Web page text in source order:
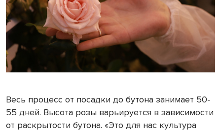
Весь процесс от посадки до бутона занимает 50-
55 дней. Высота розы варьируется в зависимости
от раскрытости бутона. «Это для нас культура